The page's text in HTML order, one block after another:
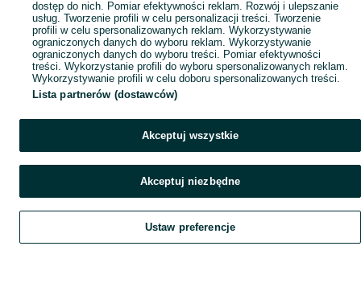
Szukaj Obserwujesz Dodaj Czat Konto
dostęp do nich. Pomiar efektywności reklam. Rozwój i ulepszanie
usług. Tworzenie profili w celu personalizacji treści. Tworzenie
profili w celu spersonalizowanych reklam. Wykorzystywanie
ograniczonych danych do wyboru reklam. Wykorzystywanie
ograniczonych danych do wyboru treści. Pomiar efektywności
treści. Wykorzystanie profili do wyboru spersonalizowanych reklam.
Wykorzystywanie profili w celu doboru spersonalizowanych treści.
Lista partnerów (dostawców)
Akceptuj wszystkie
Akceptuj niezbędne
Ustaw preferencje